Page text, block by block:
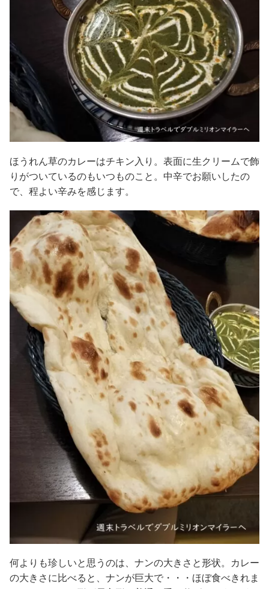
ほうれん草のカレーはチキン入り。表面に生クリームで飾
りがついているのもいつものこと。中辛でお願いしたの
で、程よい辛みを感じます。
何よりも珍しいと思うのは、ナンの大きさと形状。カレー
の大きさに比べると、ナンが巨大で・・・ほぼ食べきれま